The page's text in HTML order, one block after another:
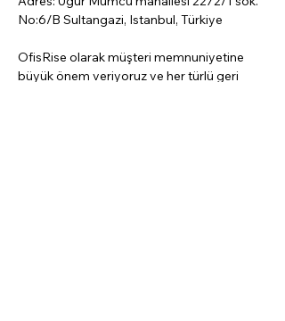
No:6/B Sultangazi, Istanbul, Türkiye
OfisRise olarak müşteri memnuniyetine
büyük önem veriyoruz ve her türlü geri